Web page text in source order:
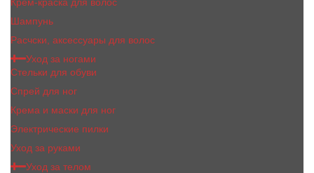
Шампунь
Расчски, аксессуары для волос
Уход за ногами
Стельки для обуви
Спрей для ног
Крема и маски для ног
Электрические пилки
Уход за руками
Уход за телом